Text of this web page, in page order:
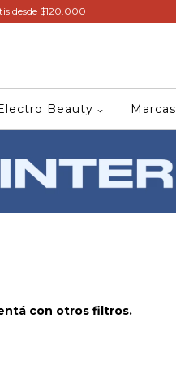
desde $120.000
Beauty Marcas
con otros filtros.